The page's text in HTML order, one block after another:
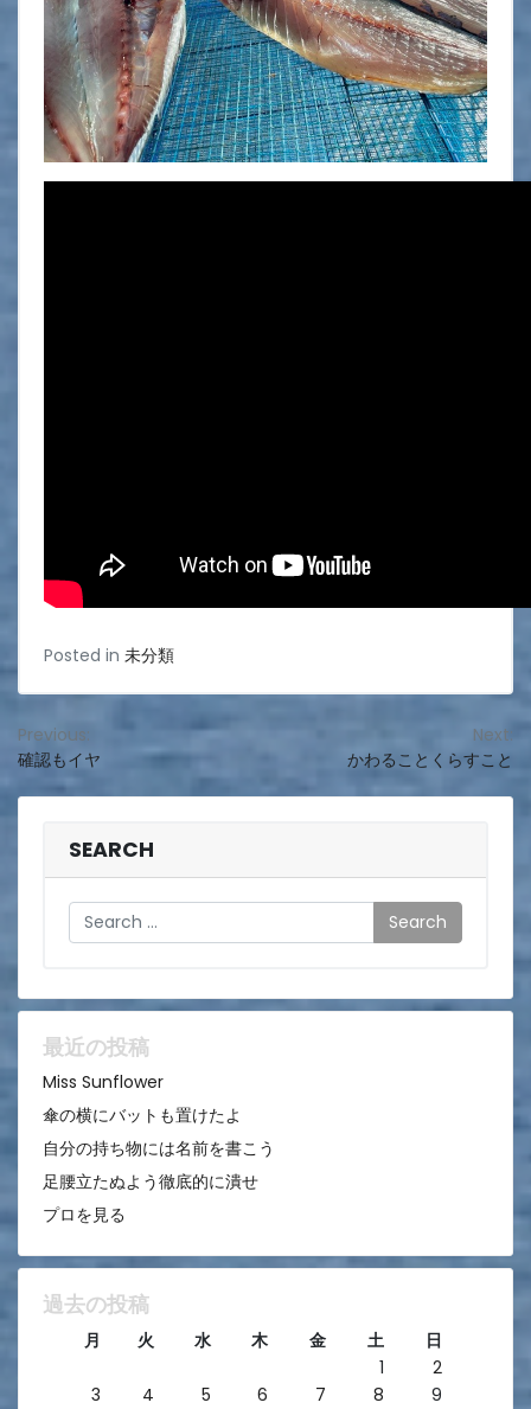
Posted in 未分類
投
稿
ョ
ン
Previous:
確認もイヤ
Next:
かわることくらすこと
SEARCH
Search
最近の投稿
Miss Sunflower
傘の横にバットも置けたよ
自分の持ち物には名前を書こう
足腰立たぬよう徹底的に潰せ
プロを見る
過去の投稿
月 火 水 木 金 土
日
1
2
3
4 5 6 7 8
9